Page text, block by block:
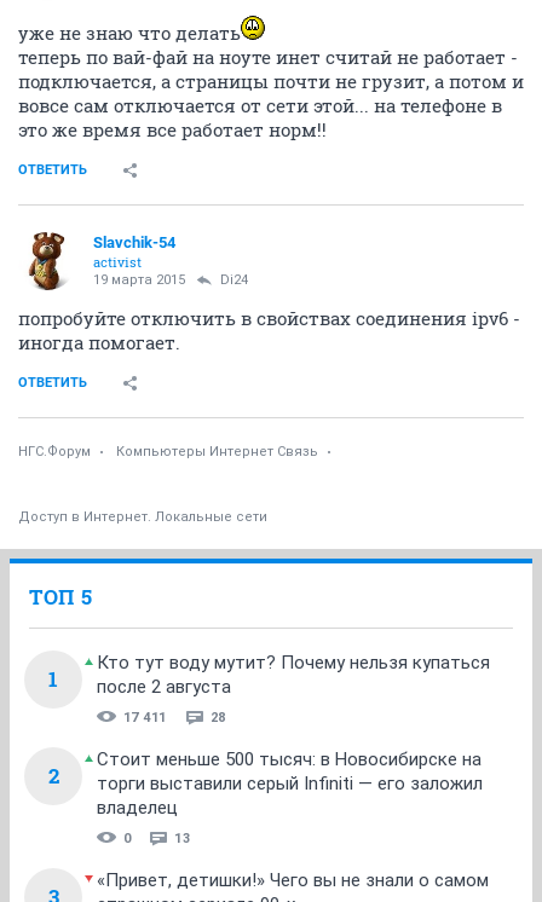
уже не знаю что делать
теперь по вай-фай на ноуте инет считай не работает -
подключается, а страницы почти не грузит, а потом и
вовсе сам отключается от сети этой... на телефоне в
это же время все работает норм!!
ОТВЕТИТЬ
Slavchik-54
activist
19 марта 2015 Di24
попробуйте отключить в свойствах соединения ipv6 -
иногда помогает.
ОТВЕТИТЬ
НГС.Форум Компьютеры Интернет Связь
Доступ в Интернет. Локальные сети
ТОП 5
1
Кто тут воду мутит? Почему нельзя купаться
после 2 августа
17 411 28
2
Стоит меньше 500 тысяч: в Новосибирске на
торги выставили серый Infiniti — его заложил
владелец
0 13
3
«Привет, детишки!» Чего вы не знали о самом